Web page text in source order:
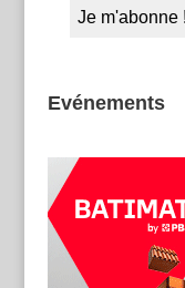
Evénements